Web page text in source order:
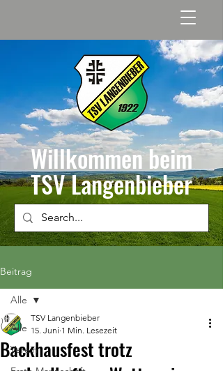
Willkommen beim
TSV Langenbieber
Beitrag
Alle
Verein
Alle
Backhausfest trotz
TSV Langenbieber
15. Juni 1 Min. Lesezeit